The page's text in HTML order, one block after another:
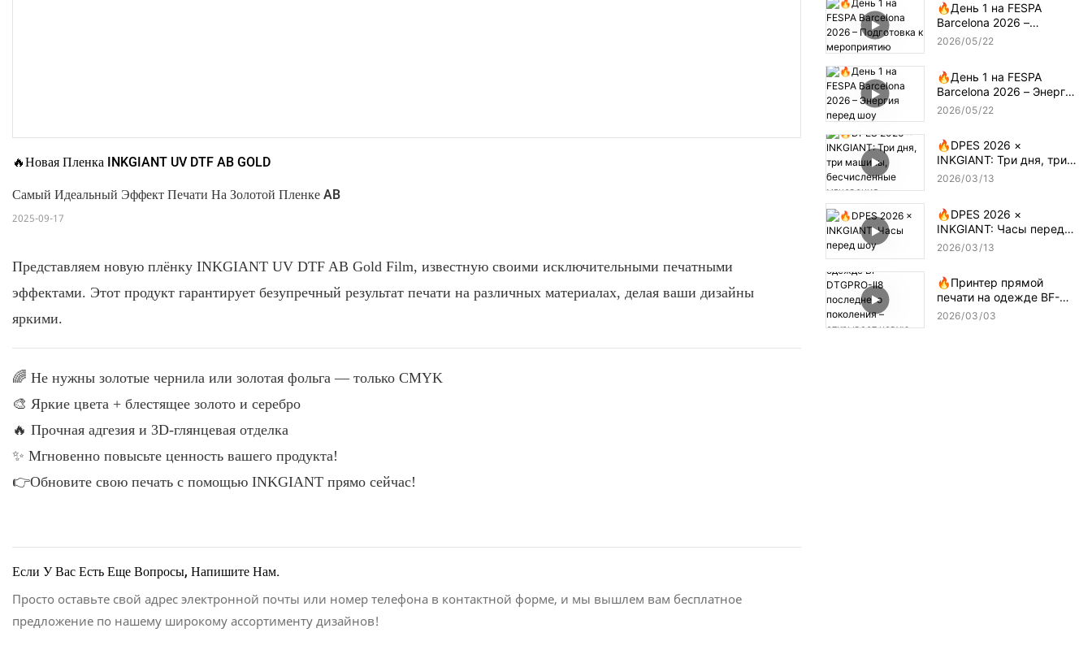
🔥Новая Пленка INKGIANT UV DTF AB GOLD
Самый Идеальный Эффект Печати На Золотой Пленке AB
2025-09-17
Представляем новую плёнку INKGIANT UV DTF AB Gold Film, известную своими исключительными печатными
эффектами. Этот продукт гарантирует безупречный результат печати на различных материалах, делая ваши дизайны
яркими.
🌈 Не нужны золотые чернила или золотая фольга — только CMYK
🎨 Яркие цвета + блестящее золото и серебро
🔥 Прочная адгезия и 3D-глянцевая отделка
✨ Мгновенно повысьте ценность вашего продукта!
👉Обновите свою печать с помощью INKGIANT прямо сейчас!
Если У Вас Есть Еще Вопросы, Напишите Нам.
Просто оставьте свой адрес электронной почты или номер телефона в контактной форме, и мы вышлем вам бесплатное
предложение по нашему широкому ассортименту дизайнов!
🔥День 1 на FESPA
Barcelona 2026 –
Подготовка к
2026 05 22
🔥День 1 на FESPA
Barcelona 2026 – Энергия
перед шоу
2026 05 22
🔥DPES 2026 ×
INKGIANT: Три дня, три
машины, бесчисленные
2026 03 13
🔥DPES 2026 ×
INKGIANT: Часы перед
шоу
2026 03 13
🔥Принтер прямой
печати на одежде BF-
DTGPRO-II8 последнего
2026 03 03